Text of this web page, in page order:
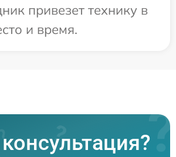
привезет технику в
и время.